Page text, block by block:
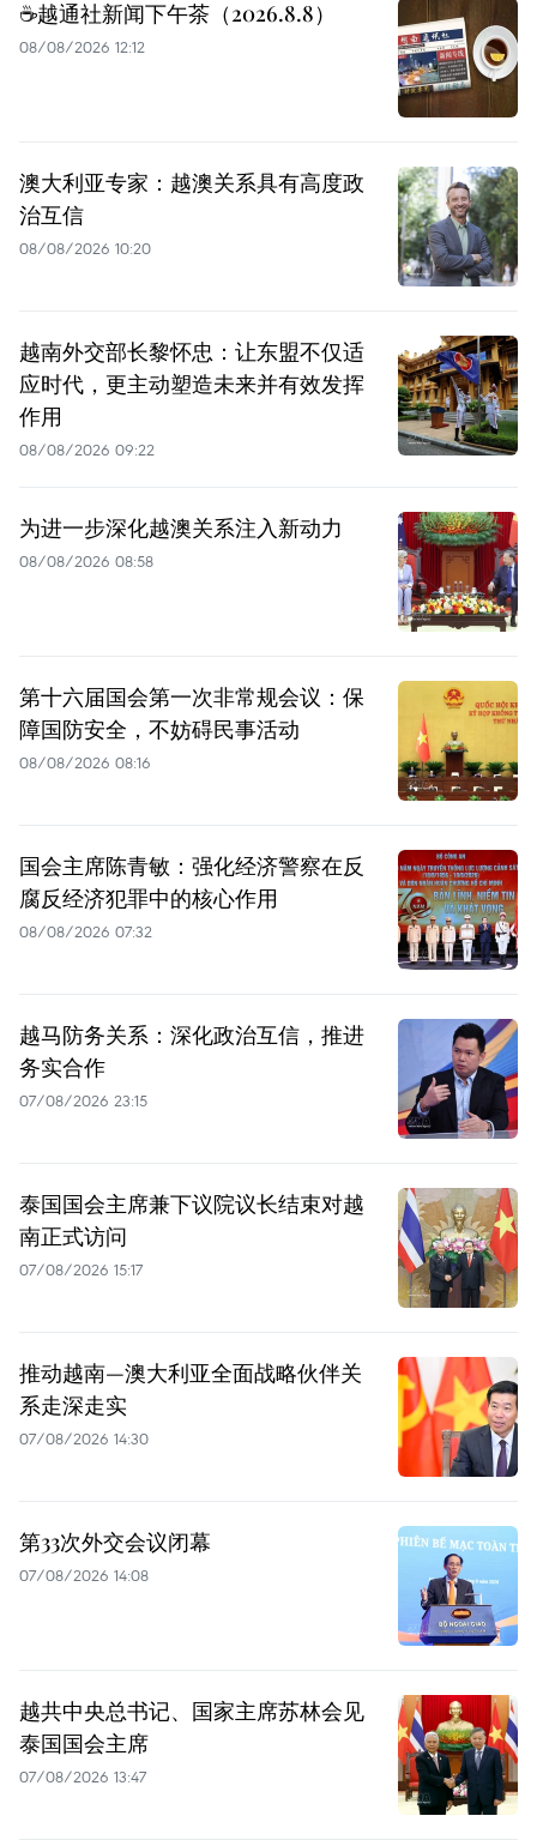
☕️越通社新闻下午茶（2026.8.8）
08/08/2026 12:12
澳大利亚专家：越澳关系具有高度政
治互信
08/08/2026 10:20
越南外交部长黎怀忠：让东盟不仅适
应时代，更主动塑造未来并有效发挥
作用
08/08/2026 09:22
为进一步深化越澳关系注入新动力
08/08/2026 08:58
第十六届国会第一次非常规会议：保
障国防安全，不妨碍民事活动
08/08/2026 08:16
国会主席陈青敏：强化经济警察在反
腐反经济犯罪中的核心作用
08/08/2026 07:32
越马防务关系：深化政治互信，推进
务实合作
07/08/2026 23:15
泰国国会主席兼下议院议长结束对越
南正式访问
07/08/2026 15:17
推动越南—澳大利亚全面战略伙伴关
系走深走实
07/08/2026 14:30
第33次外交会议闭幕
07/08/2026 14:08
越共中央总书记、国家主席苏林会见
泰国国会主席
07/08/2026 13:47